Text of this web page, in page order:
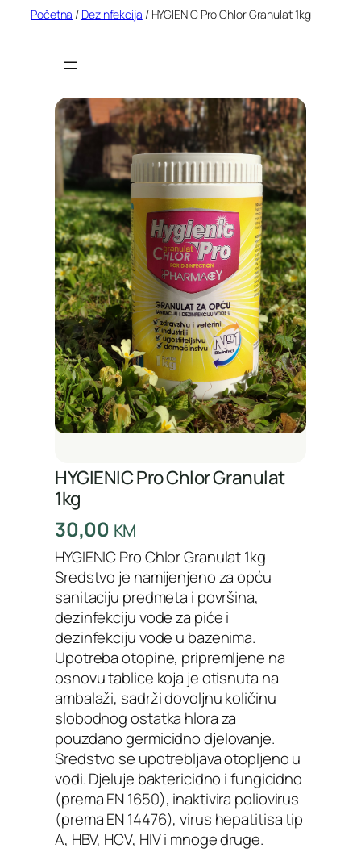
Početna / Dezinfekcija / HYGIENIC Pro Chlor Granulat 1kg
HYGIENIC Pro Chlor Granulat
1kg
30,00 KM
HYGIENIC Pro Chlor Granulat 1kg
Sredstvo je namijenjeno za opću
sanitaciju predmeta i površina,
dezinfekciju vode za piće i
dezinfekciju vode u bazenima.
Upotreba otopine, pripremljene na
osnovu tablice koja je otisnuta na
ambalaži, sadrži dovoljnu količinu
slobodnog ostatka hlora za
pouzdano germicidno djelovanje.
Sredstvo se upotrebljava otopljeno u
vodi. Djeluje baktericidno i fungicidno
(prema EN 1650), inaktivira poliovirus
(prema EN 14476), virus hepatitisa tip
A, HBV, HCV, HIV i mnoge druge.